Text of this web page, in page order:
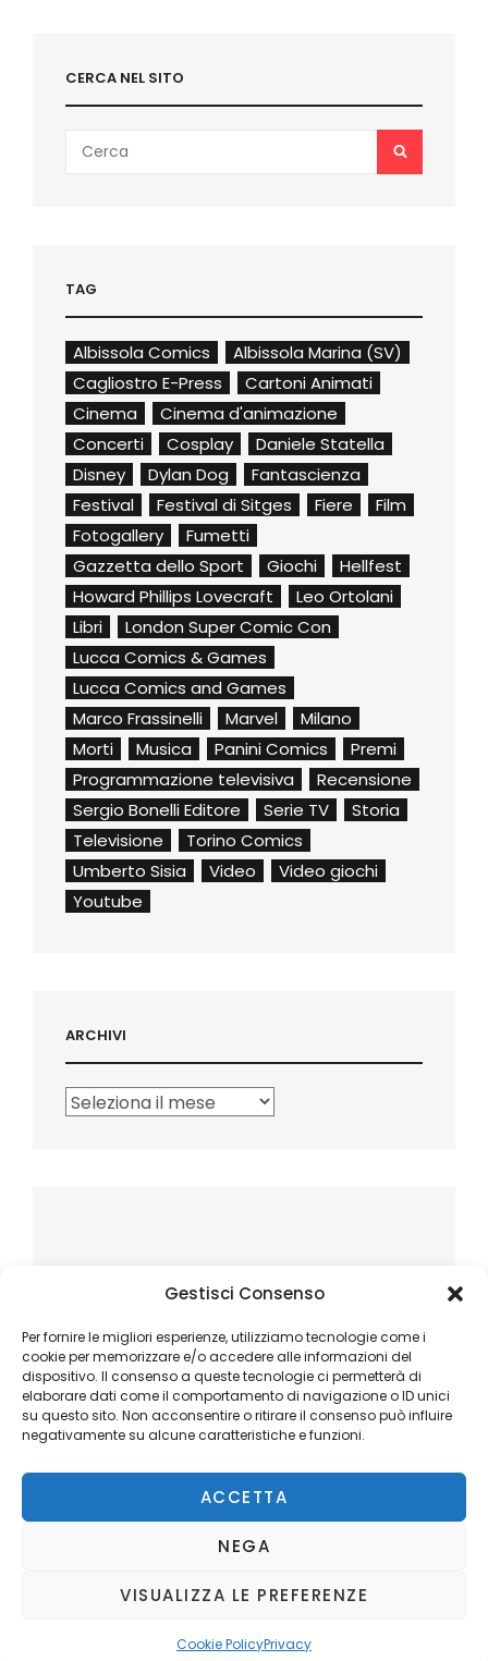
Gestisci Consenso
Per fornire le migliori esperienze, utilizziamo tecnologie come i
cookie per memorizzare e/o accedere alle informazioni del
dispositivo. Il consenso a queste tecnologie ci permetterà di
elaborare dati come il comportamento di navigazione o ID unici
su questo sito. Non acconsentire o ritirare il consenso può influire
negativamente su alcune caratteristiche e funzioni.
ACCETTA
NEGA
VISUALIZZA LE PREFERENZE
Cookie PolicyPrivacy
CERCA NEL SITO
for:
SEARCH
TAG
Albissola Comics
Albissola Marina (SV)
Cagliostro E-Press
Cartoni Animati
Cinema
Cinema d'animazione
Concerti
Cosplay
Daniele Statella
Disney
Dylan Dog
Fantascienza
Festival
Festival di Sitges Fiere
Film
Fotogallery
Fumetti
Gazzetta dello Sport
Giochi
Hellfest
Howard Phillips Lovecraft
Leo Ortolani
Libri
London Super Comic Con
Lucca Comics & Games
Lucca Comics and Games
Marco Frassinelli
Marvel
Milano
Morti
Musica Panini Comics
Premi
Programmazione televisiva
Recensione
Sergio Bonelli Editore
Serie TV
Storia
Televisione
Torino Comics
Umberto Sisia
Video
Video giochi
Youtube
ARCHIVI
Archivi
Copyright © 2026Ilblogger.it. All Rights Reserved.
Catch Mag byCatch Themes